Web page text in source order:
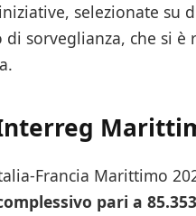
selezionate su
di sorveglianza, che si
Francia Marittimo
pari a